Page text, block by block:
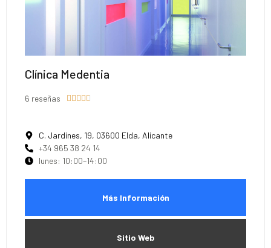
Clínica Medentia
6 reseñas     
C. Jardines, 19, 03600 Elda, Alicante
+34 965 38 24 14
lunes: 10:00–14:00
Más Información
Sitio Web